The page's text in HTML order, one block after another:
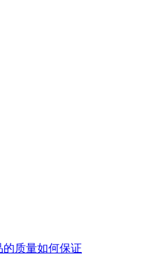
质量如何保证